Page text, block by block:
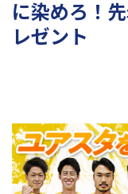
に染めろ！
レゼント